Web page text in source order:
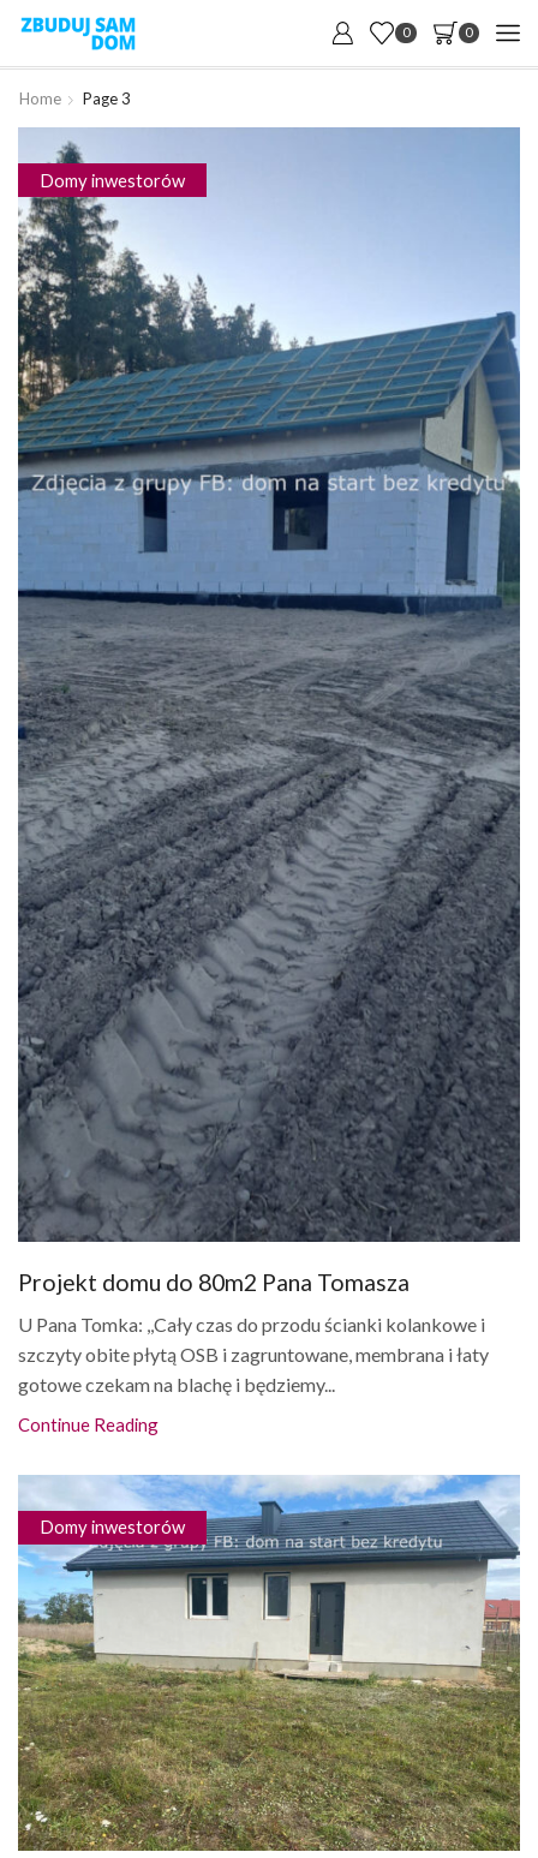
0 0
Home Page 3
Domy inwestorów
Projekt domu do 80m2 Pana Tomasza
U Pana Tomka: ,,Cały czas do przodu ścianki kolankowe i
szczyty obite płytą OSB i zagruntowane, membrana i łaty
gotowe czekam na blachę i będziemy...
Continue Reading
Domy inwestorów